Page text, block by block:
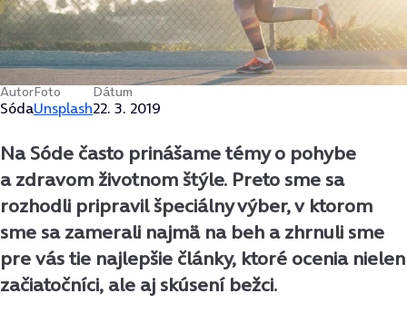
Autor
Sóda
Foto
Unsplash
Dátum
22. 3. 2019
Na Sóde často prinášame témy o pohybe
a zdravom životnom štýle. Preto sme sa
rozhodli pripravil špeciálny výber, v ktorom
sme sa zamerali najmä na beh a zhrnuli sme
pre vás tie najlepšie články, ktoré ocenia nielen
začiatočníci, ale aj skúsení bežci.